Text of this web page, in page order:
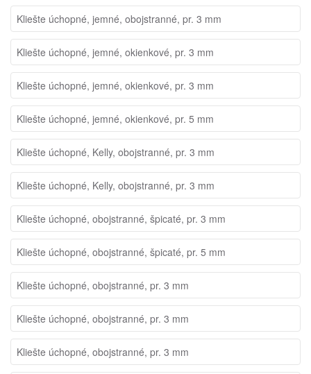
Kliešte úchopné, jemné, obojstranné, pr. 3 mm
Kliešte úchopné, jemné, okienkové, pr. 3 mm
Kliešte úchopné, jemné, okienkové, pr. 3 mm
Kliešte úchopné, jemné, okienkové, pr. 5 mm
Kliešte úchopné, Kelly, obojstranné, pr. 3 mm
Kliešte úchopné, Kelly, obojstranné, pr. 3 mm
Kliešte úchopné, obojstranné, špicaté, pr. 3 mm
Kliešte úchopné, obojstranné, špicaté, pr. 5 mm
Kliešte úchopné, obojstranné, pr. 3 mm
Kliešte úchopné, obojstranné, pr. 3 mm
Kliešte úchopné, obojstranné, pr. 3 mm